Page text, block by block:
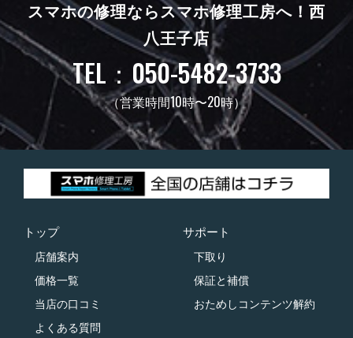
スマホの修理ならスマホ修理工房へ！ 西
八王子店
TEL：050-5482-3733
（営業時間10時〜20時）
トップ
店舗案内
価格一覧
当店の口コミ
よくある質問
サポート
下取り
保証と補償
おためしコンテンツ解約